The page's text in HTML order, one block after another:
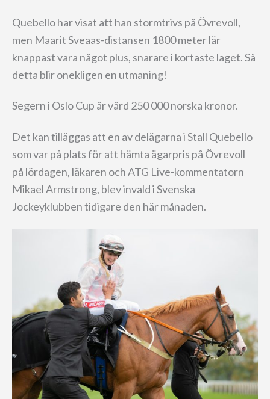
Quebello har visat att han stormtrivs på Övrevoll,
men Maarit Sveaas-distansen 1800 meter lär
knappast vara något plus, snarare i kortaste laget. Så
detta blir onekligen en utmaning!
Segern i Oslo Cup är värd 250 000 norska kronor.
Det kan tilläggas att en av delägarna i Stall Quebello
som var på plats för att hämta ägarpris på Övrevoll
på lördagen, läkaren och ATG Live-kommentatorn
Mikael Armstrong, blev invald i Svenska
Jockeyklubben tidigare den här månaden.